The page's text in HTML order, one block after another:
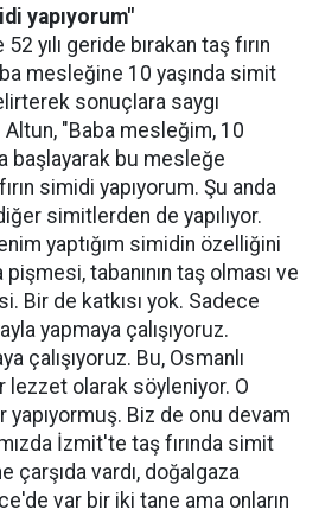
yapıyorum"
yılı geride bırakan taş fırın
mesleğine 10 yaşında simit
sonuçlara saygı
"Baba mesleğim, 10
başlayarak bu mesleğe
simidi yapıyorum. Şu anda
simitlerden de yapılıyor.
yaptığım simidin özelliğini
pişmesi, tabanının taş olması ve
Bir de katkısı yok. Sadece
yapmaya çalışıyoruz.
çalışıyoruz. Bu, Osmanlı
lezzet olarak söyleniyor. O
Biz de onu devam
İzmit'te taş fırında simit
çarşıda vardı, doğalgaza
var bir iki tane ama onların